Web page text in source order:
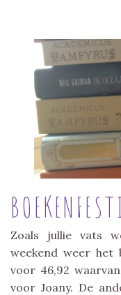
Zoals jullie vats
weekend weer het
voor 46,92
voor Joany. De